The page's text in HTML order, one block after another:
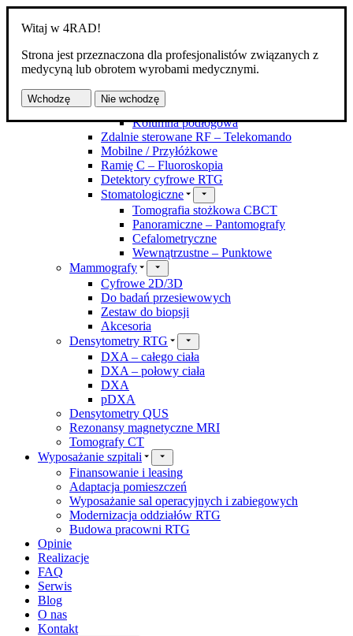
Witaj w 4RAD!
Strona jest przeznaczona dla profesjonalistów związanych z
medycyną lub obrotem wyrobami medycznymi.
Wchodzę Nie wchodzę
Produkty
Aparaty RTG
Kostno-płucne DR
Z zawieszeniem
Kolumna podłogowa
Zdalnie sterowane RF – Telekomando
Mobilne / Przyłóżkowe
Ramię C – Fluoroskopia
Detektory cyfrowe RTG
Stomatologiczne
Tomografia stożkowa CBCT
Panoramiczne – Pantomografy
Cefalometryczne
Wewnątrzustne – Punktowe
Mammografy
Cyfrowe 2D/3D
Do badań przesiewowych
Zestaw do biopsji
Akcesoria
Densytometry RTG
DXA – całego ciała
DXA – połowy ciała
DXA
pDXA
Densytometry QUS
Rezonansy magnetyczne MRI
Tomografy CT
Wyposażanie szpitali
Finansowanie i leasing
Adaptacja pomieszczeń
Wyposażanie sal operacyjnych i zabiegowych
Modernizacja oddziałów RTG
Budowa pracowni RTG
Opinie
Realizacje
FAQ
Serwis
Blog
O nas
Kontakt